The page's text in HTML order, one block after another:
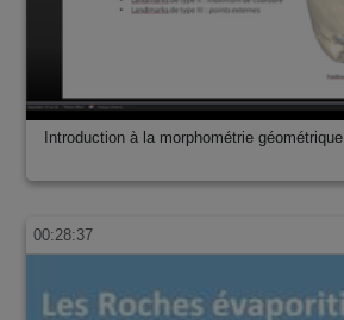
Introduction à la morphométrie géométrique
00:28:37